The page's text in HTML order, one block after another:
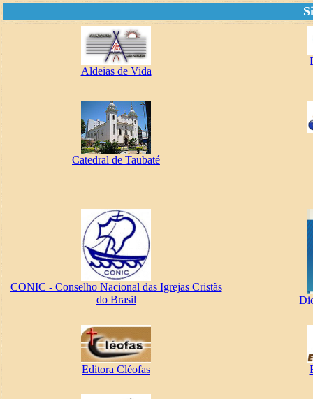
Aldeias de Vida
Catedral de Taubaté
CONIC - Conselho Nacional das Igrejas Cristãs
do Brasil
Editora Cléofas